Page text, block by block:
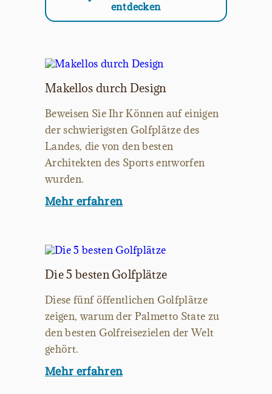
entdecken
Makellos durch Design
Beweisen Sie Ihr Können auf einigen
der schwierigsten Golfplätze des
Landes, die von den besten
Architekten des Sports entworfen
wurden.
Mehr erfahren
Die 5 besten Golfplätze
Diese fünf öffentlichen Golfplätze
zeigen, warum der Palmetto State zu
den besten Golfreisezielen der Welt
gehört.
Mehr erfahren